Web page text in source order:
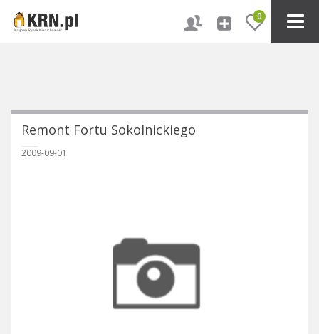
0
Remont Fortu Sokolnickiego
2009-09-01